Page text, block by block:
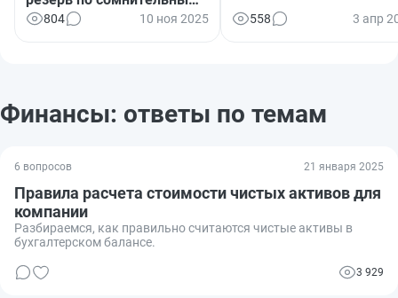
долгам
804 10 ноя 2025 558 3 апр
Финансы: ответы по темам
6 вопросов 21 января 2025
Правила расчета стоимости чистых активов для
компании
Разбираемся, как правильно считаются чистые активы в
бухгалтерском балансе.
3 929